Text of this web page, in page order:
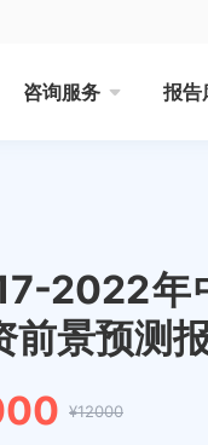
咨询服务 报告
2022年
前景预测
¥12000